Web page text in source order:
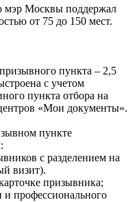
мэр Москвы поддержал
от 75 до 150 мест.
пункта – 2,5
с учетом
пункта отбора на
«Мои документы».
пункте
с разделением на
визит).
призывника;
профессионального